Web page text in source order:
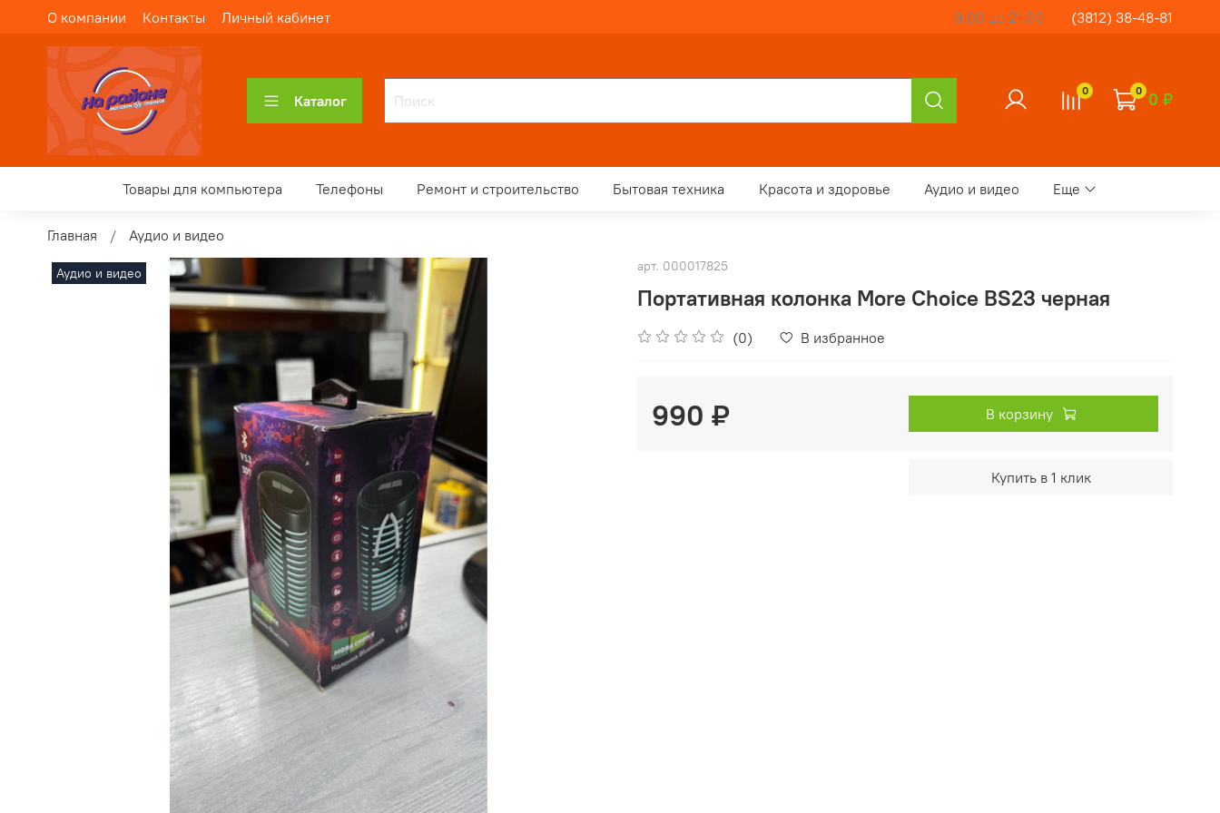
О компании Контакты Личный кабинет 9:00 до 21:00 (3812) 38-48-81
Каталог
0 0 0 ₽
Товары для компьютера Телефоны Ремонт и строительство Бытовая техника Красота и здоровье Аудио и видео Еще
Главная Аудио и видео
Аудио и видео арт. 000017825
Портативная колонка More Choice BS23 черная
(0) В избранное
990 ₽ В корзину
Купить в 1 клик